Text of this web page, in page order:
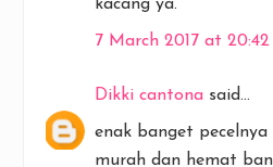
kacang ya.
7 March 2017 at 20:42
Dikki cantona said...
enak banget
murah dan hemat